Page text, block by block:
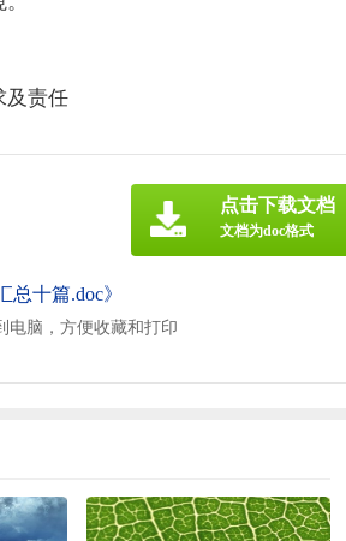
及责任
总十篇.doc》
电脑，方便收藏和打印
点击下载文档
文档为doc格式